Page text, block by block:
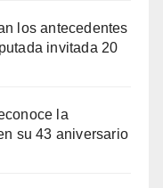
los antecedentes
invitada 20
la
su 43 aniversario